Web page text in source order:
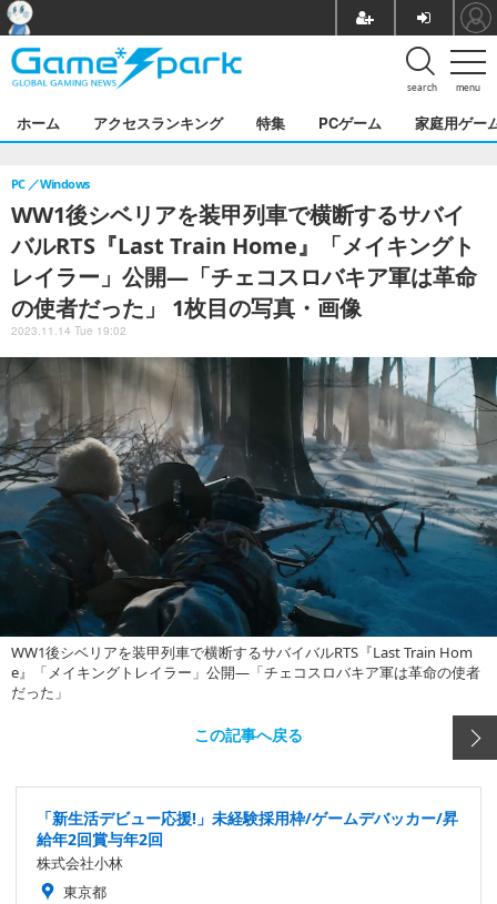
menu
search
ホーム アクセスランキング 特集 PCゲーム 家庭用ゲー
WW1後シベリアを装甲列車で横断するサバイ
バルRTS『Last Train Home』「メイキングト
レイラー」公開―「チェコスロバキア軍は革命
の使者だった」 1枚目の写真・画像
PC Windows
2023.11.14 Tue 19:02
WW1後シベリアを装甲列車で横断するサバイバルRTS『Last Train Hom
e』「メイキングトレイラー」公開―「チェコスロバキア軍は革命の使者
だった」
この記事へ戻る
「新生活デビュー応援!」未経験採用枠/ゲームデバッカー/昇
給年2回賞与年2回
株式会社小林
東京都